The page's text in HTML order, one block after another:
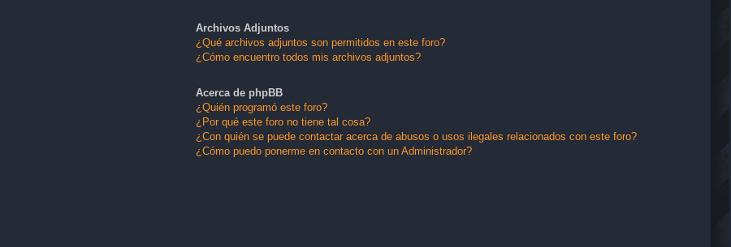
Archivos Adjuntos
¿Qué archivos adjuntos son permitidos en este foro?
¿Cómo encuentro todos mis archivos adjuntos?
Acerca de phpBB
¿Quién programó este foro?
¿Por qué este foro no tiene tal cosa?
¿Con quién se puede contactar acerca de abusos o usos ilegales relacionados con este foro?
¿Cómo puedo ponerme en contacto con un Administrador?